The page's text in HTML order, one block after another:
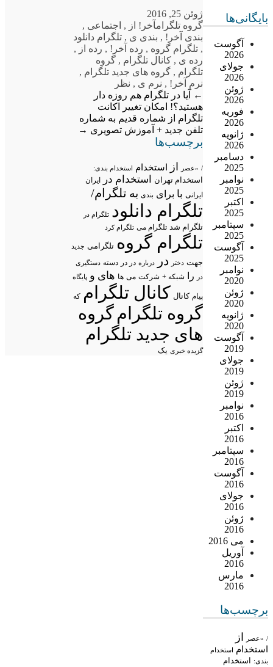
بایگانی‌ها
آگوست
2026
جولای
2026
ژوئن
2026
فوریه
2026
ژانویه
2026
دسامبر
2025
نوامبر
2025
اکتبر
2025
سپتامبر
2025
آگوست
2025
نوامبر
2020
ژوئن
2020
ژانویه
2020
آگوست
2019
جولای
2019
ژوئن
2019
نوامبر
2016
اکتبر
2016
سپتامبر
2016
آگوست
2016
جولای
2016
ژوئن
2016
می 2016
آوریل
2016
مارس
2016
برچسب‌ها
/ «عصر از
استخدام استخدام
بندی: استخدام
ژوئن 25, 2016
گروه تلگرامآخر! از , اجتماعی ,
بندی آخر! , بندی ی , تلگرام دانلود
, تلگرام گروه , رده آخر! , رده از ,
رده ی , کانال تلگرام , گروه
تلگرام , گروه های جدید تلگرام ,
نرم آخر! , نرم ی , نظر
←
آیا در تلگرام هم روزه دار
هستید؟! امکان تغییر اکانت
تلگرام از شماره قدیم به شماره
تلفن جدید + آموزش تصویری →
برچسب‌ها
/ «عصر از استخدام استخدام بندی:
استخدام تهران استخدام در ایران
ایرانی با برای بندی به تلگرام/
تلگرام دانلود تلگرام در
تلگرام شد تلگرام می تلگرام کرد
تلگرام گروه تلگرامی جدید
جهت دختر در درباره در در دسته دستگیری
در
را شبکه + شرکت می ها های و پایگاه
پیام کانال کانال تلگرام که
گروه تلگرامگروه
های جدید تلگرام
گزیده خبری یک